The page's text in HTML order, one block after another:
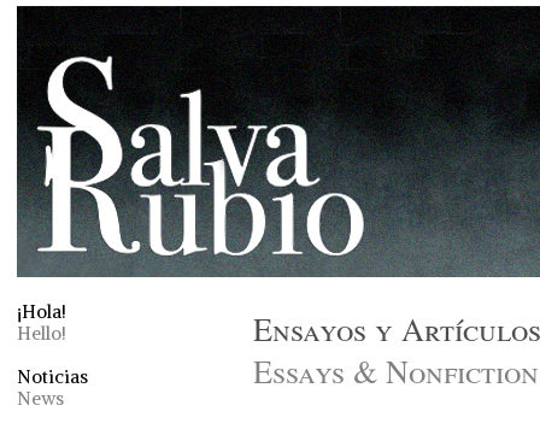
¡Hola!
Hello!
Noticias
News
Ensayos y Artículos
Essays & Nonfiction